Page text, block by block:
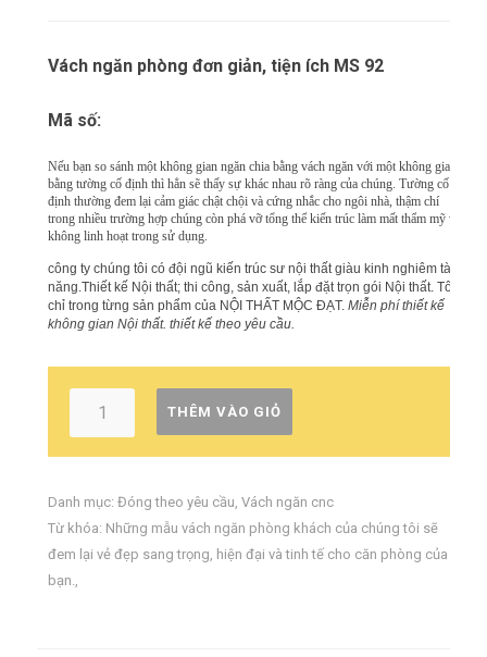
Vách ngăn phòng đơn giản, tiện ích MS 92
Mã số:
Nếu bạn so sánh một không gian ngăn chia bằng vách ngăn với một không gian
bằng tường cố định thì hẳn sẽ thấy sự khác nhau rõ ràng của chúng. Tường cố
định thường đem lại cảm giác chật chội và cứng nhắc cho ngôi nhà, thậm chí
trong nhiều trường hợp chúng còn phá vỡ tổng thể kiến trúc làm mất thẩm mỹ và
không linh hoạt trong sử dụng.
công ty chúng tôi có đội ngũ kiến trúc sư nội thất giàu kinh nghiêm tài
năng.Thiết kế Nội thất; thi công, sản xuất, lắp đặt trọn gói Nội thất. Tôn
chỉ trong từng sản phẩm của NỘI THẤT MỘC ĐẠT. Miễn phí thiết kế
không gian Nội thất. thiết kế theo yêu cầu.
THÊM VÀO GIỎ
Danh mục: Đóng theo yêu cầu, Vách ngăn cnc
Từ khóa: Những mẫu vách ngăn phòng khách của chúng tôi sẽ
đem lại vẻ đẹp sang trọng, hiện đại và tinh tế cho căn phòng của
bạn.,